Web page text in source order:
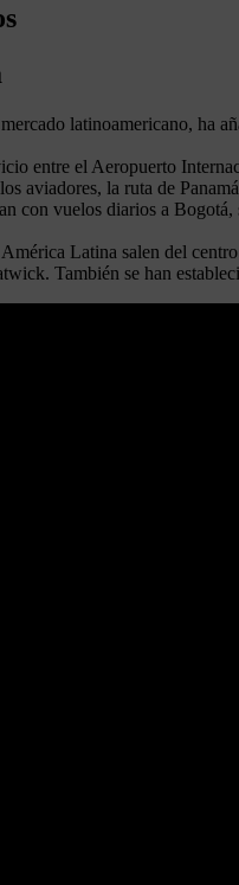
latinoamericano, ha
entre el Aeropuerto
aviadores, la ruta de
con vuelos diarios a
Latina salen del
También se han